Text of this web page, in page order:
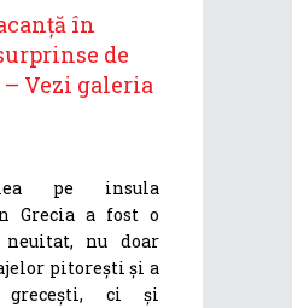
în
de
– Vezi galeria
pe insula
Grecia a fost o
nu doar
pitorești și a
grecești, ci și